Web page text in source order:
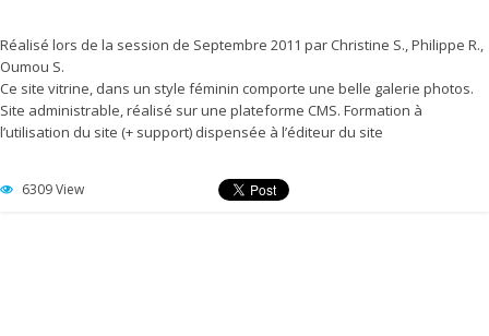
Réalisé lors de la session de Septembre 2011 par Christine S., Philippe R.,
Oumou S.
Ce site vitrine, dans un style féminin comporte une belle galerie photos.
Site administrable, réalisé sur une plateforme CMS. Formation à
l’utilisation du site (+ support) dispensée à l’éditeur du site
6309 View